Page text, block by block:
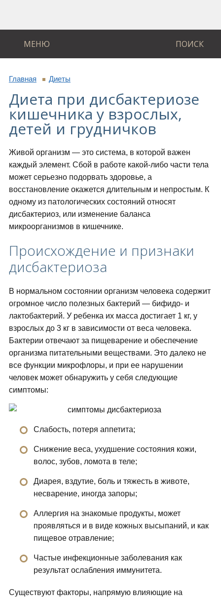
МЕНЮ ПОИСК
Главная Диеты
Диета при дисбактериозе
кишечника у взрослых,
детей и грудничков
Живой организм — это система, в которой важен
каждый элемент. Сбой в работе какой-либо части тела
может серьезно подорвать здоровье, а
восстановление окажется длительным и непростым. К
одному из патологических состояний относят
дисбактериоз, или изменение баланса
микроорганизмов в кишечнике.
Происхождение и признаки
дисбактериоза
В нормальном состоянии организм человека содержит
огромное число полезных бактерий — бифидо- и
лактобактерий. У ребенка их масса достигает 1 кг, у
взрослых до 3 кг в зависимости от веса человека.
Бактерии отвечают за пищеварение и обеспечение
организма питательными веществами. Это далеко не
все функции микрофлоры, и при ее нарушении
человек может обнаружить у себя следующие
симптомы:
Слабость, потеря аппетита;
Снижение веса, ухудшение состояния кожи,
волос, зубов, ломота в теле;
Диарея, вздутие, боль и тяжесть в животе,
несварение, иногда запоры;
Аллергия на знакомые продукты, может
проявляться и в виде кожных высыпаний, и как
пищевое отравление;
Частые инфекционные заболевания как
результат ослабления иммунитета.
Существуют факторы, напрямую влияющие на